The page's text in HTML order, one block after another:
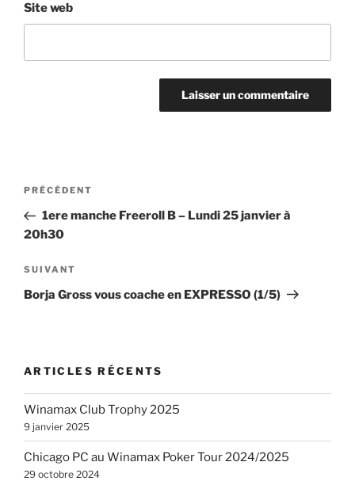
Site web
Navigation
l’article
Article
précédent
PRÉCÉDENT
1ere manche Freeroll B – Lundi 25 janvier à
20h30
Article
suivant
SUIVANT
Borja Gross vous coache en EXPRESSO (1/5)
ARTICLES RÉCENTS
Winamax Club Trophy 2025
9 janvier 2025
Chicago PC au Winamax Poker Tour 2024/2025
29 octobre 2024